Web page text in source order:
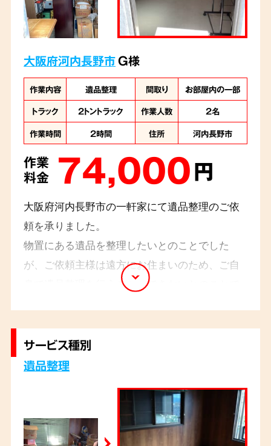
大阪府河内長野市G様
作業内容 遺品整理 間取り
お部屋内の一部
トラック
2トントラック 作業人数
2名
作業時間
2時間 住所 河内長野市
作業
料金 74,000円
大阪府河内長野市の一軒家にて遺品整理のご依
頼を承りました。
物置にある遺品を整理したいとのことでした
が、ご依頼主様は遠方にお住まいのため、ご自
身で遺品整理を行うことができないとのことで
の品々を丁寧に仕分けさせていただきました。
また、ご希望に応じて、形見分けの品を配送す
サービス種別
遺品整理